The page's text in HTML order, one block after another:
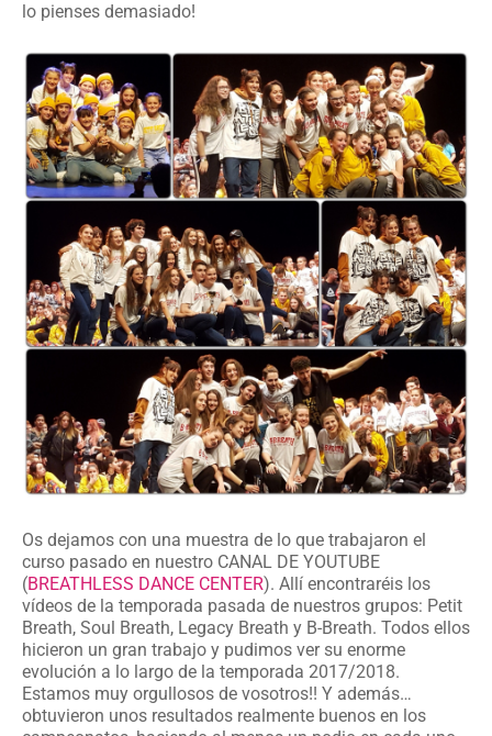
lo pienses demasiado!
Os dejamos con una muestra de lo que trabajaron el
curso pasado en nuestro CANAL DE YOUTUBE
(BREATHLESS DANCE CENTER). Allí encontraréis los
vídeos de la temporada pasada de nuestros grupos: Petit
Breath, Soul Breath, Legacy Breath y B-Breath. Todos ellos
hicieron un gran trabajo y pudimos ver su enorme
evolución a lo largo de la temporada 2017/2018.
Estamos muy orgullosos de vosotros!! Y además…
obtuvieron unos resultados realmente buenos en los